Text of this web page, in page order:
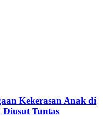
Kekerasan Anak di
Tuntas